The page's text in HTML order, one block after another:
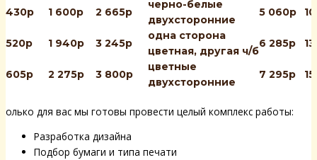
430р
1 600р 2 665р
черно-белые
двухсторонние
5 060р
520р 1 940р 3 245р
одна сторона
цветная, другая ч/б
6 285р
605р 2 275р 3 800р
цветные
двухсторонние
7 295р
олько для вас мы готовы провести целый комплекс работы:
Разработка дизайна
Подбор бумаги и типа печати